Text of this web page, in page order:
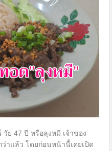
ย 47 ปี หรือลุงหมี เจ้าของ
าแล้ว โดยก่อนหน้านี้เคยเปิด